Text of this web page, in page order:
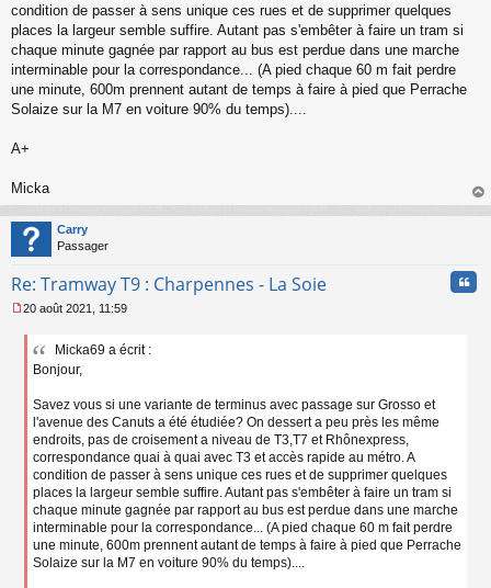
o
n
u
condition de passer à sens unique ces rues et de supprimer quelques
places la largeur semble suffire. Autant pas s'embêter à faire un tram si
chaque minute gagnée par rapport au bus est perdue dans une marche
interminable pour la correspondance... (A pied chaque 60 m fait perdre
une minute, 600m prennent autant de temps à faire à pied que Perrache
Solaize sur la M7 en voiture 90% du temps)....
A+
Micka
au
Carry
Passager
Re: Tramway T9 : Charpennes - La Soie
e
20 août 2021, 11:59
Micka69 a écrit :
Bonjour,
Savez vous si une variante de terminus avec passage sur Grosso et
l'avenue des Canuts a été étudiée? On dessert a peu près les même
endroits, pas de croisement a niveau de T3,T7 et Rhônexpress,
correspondance quai à quai avec T3 et accès rapide au métro. A
condition de passer à sens unique ces rues et de supprimer quelques
places la largeur semble suffire. Autant pas s'embêter à faire un tram si
chaque minute gagnée par rapport au bus est perdue dans une marche
interminable pour la correspondance... (A pied chaque 60 m fait perdre
une minute, 600m prennent autant de temps à faire à pied que Perrache
Solaize sur la M7 en voiture 90% du temps)....